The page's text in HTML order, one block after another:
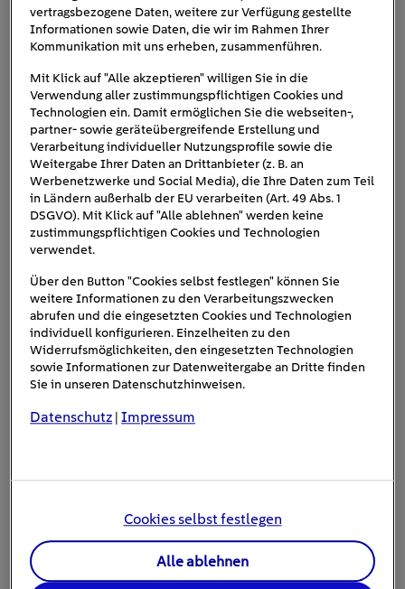
Die Bruttoleistung beschreibt, wie groß einePV-Anlage
im Marktstammdatenregister relevant. Gemeint ist damit
die Summe der Nennleistungen aller verbauten Module.
Die Formel ist einfach:
Anzahl der Module × Nennleistung je Modul =
Bruttoleistung
Ein Beispiel: Werden
24 × 430 Wp = 10.320 Wp = 10,32 kWp
24
vertragsbezogene Daten, weitere zur Verfügung gestellte
Informationen sowie Daten, die wir im Rahmen Ihrer
Kommunikation mit uns erheben, zusammenführen.
Mit Klick auf "Alle akzeptieren" willigen Sie in die
Verwendung aller zustimmungspflichtigen Cookies und
Technologien ein. Damit ermöglichen Sie die webseiten-,
partner- sowie geräteübergreifende Erstellung und
Verarbeitung individueller Nutzungsprofile sowie die
Weitergabe Ihrer Daten an Drittanbieter (z. B. an
Werbenetzwerke und Social Media), die Ihre Daten zum Teil
in Ländern außerhalb der EU verarbeiten (Art. 49 Abs. 1
DSGVO). Mit Klick auf "Alle ablehnen" werden keine
zustimmungspflichtigen Cookies und Technologien
verwendet.
Über den Button "Cookies selbst festlegen" können Sie
weitere Informationen zu den Verarbeitungszwecken
abrufen und die eingesetzten Cookies und Technologien
individuell konfigurieren. Einzelheiten zu den
Widerrufsmöglichkeiten, den eingesetzten Technologien
sowie Informationen zur Datenweitergabe an Dritte finden
Sie in unseren Datenschutzhinweisen.
Datenschutz |Impressum
Cookies selbst festlegen
Alle ablehnen